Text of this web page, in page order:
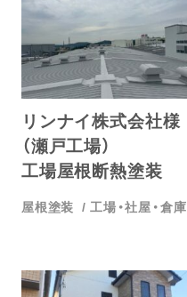
リンナイ株式会社様
（瀬戸工場）
工場屋根断熱塗装
屋根塗装 工場・社屋・倉庫